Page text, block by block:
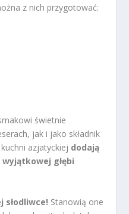
z nich przygotować:
świetnie
jak i jako składnik
azjatyckiej dodają
głębi
słodliwce! Stanowią one